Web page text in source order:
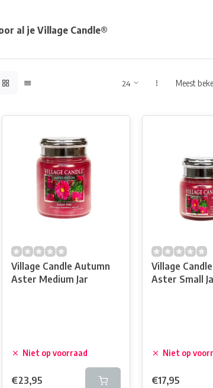
al je Village Candle®
Meest
Village Candle Autumn
Aster Medium Jar
Niet op voorraad
€23,95
Village
Aster Small
Niet op
€17,95